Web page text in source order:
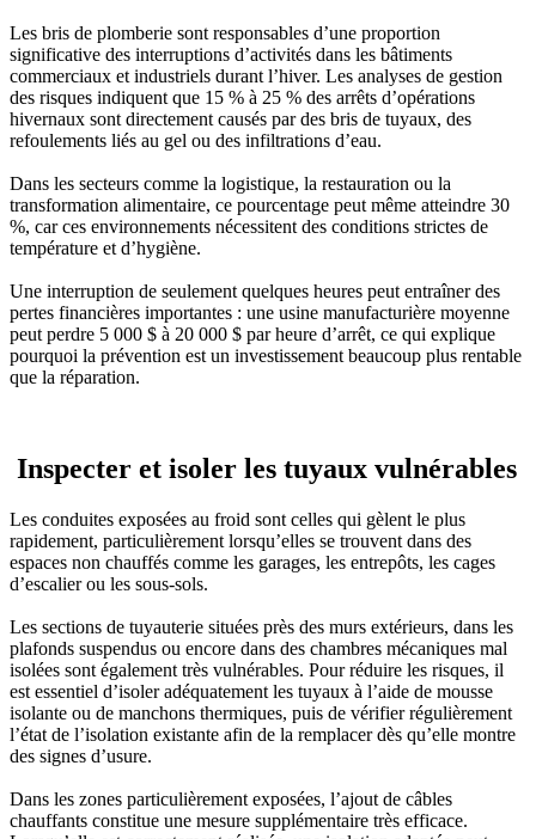
Les bris de plomberie sont responsables d’une proportion
significative des interruptions d’activités dans les bâtiments
commerciaux et industriels durant l’hiver. Les analyses de gestion
des risques indiquent que 15 % à 25 % des arrêts d’opérations
hivernaux sont directement causés par des bris de tuyaux, des
refoulements liés au gel ou des infiltrations d’eau.
Dans les secteurs comme la logistique, la restauration ou la
transformation alimentaire, ce pourcentage peut même atteindre 30
%, car ces environnements nécessitent des conditions strictes de
température et d’hygiène.
Une interruption de seulement quelques heures peut entraîner des
pertes financières importantes : une usine manufacturière moyenne
peut perdre 5 000 $ à 20 000 $ par heure d’arrêt, ce qui explique
pourquoi la prévention est un investissement beaucoup plus rentable
que la réparation.
Inspecter et isoler les tuyaux vulnérables
Les conduites exposées au froid sont celles qui gèlent le plus
rapidement, particulièrement lorsqu’elles se trouvent dans des
espaces non chauffés comme les garages, les entrepôts, les cages
d’escalier ou les sous-sols.
Les sections de tuyauterie situées près des murs extérieurs, dans les
plafonds suspendus ou encore dans des chambres mécaniques mal
isolées sont également très vulnérables. Pour réduire les risques, il
est essentiel d’isoler adéquatement les tuyaux à l’aide de mousse
isolante ou de manchons thermiques, puis de vérifier régulièrement
l’état de l’isolation existante afin de la remplacer dès qu’elle montre
des signes d’usure.
Dans les zones particulièrement exposées, l’ajout de câbles
chauffants constitue une mesure supplémentaire très efficace.